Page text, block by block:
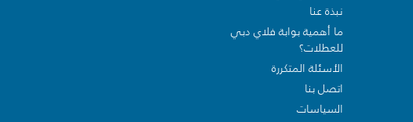
نبذة عنا
ما أهمية بوابة فلاي دبي
للعطلات؟
الأسئلة المتكررة
اتصل بنا
السياسات